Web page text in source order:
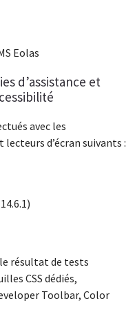
Eolas
d’assistance et
avec les
d’écran suivants :
résultat de tests
CSS dédiés,
Toolbar, Color